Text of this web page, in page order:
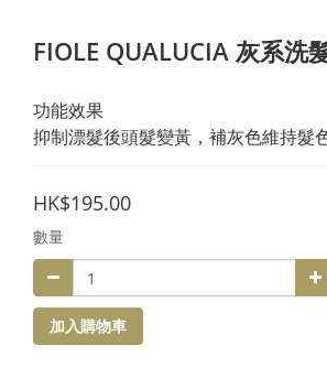
FIOLE QUALUCIA 灰系洗
功能效果
抑制漂髮後頭髮變黃，補灰色維持髮
HK$195.00
數量
加入購物車